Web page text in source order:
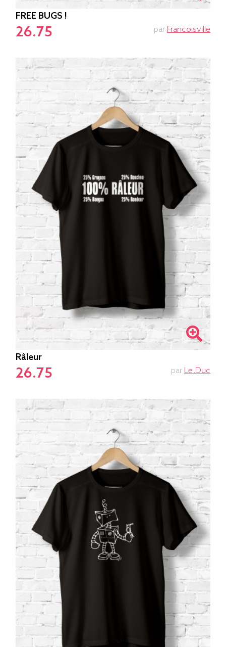
FREE BUGS !
26.75 par Francoisville
Râleur
26.75 par Le.duc